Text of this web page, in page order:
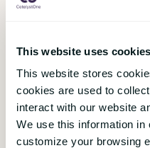
This website uses cookies
This website stores
cookies are used to
interact with our website
We use this information in
customize your browsing